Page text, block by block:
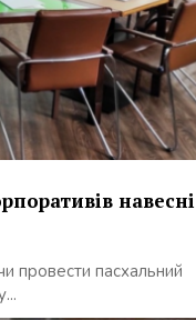
навесні
провести пасхальний